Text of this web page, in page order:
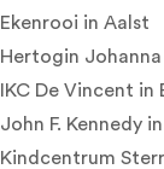
Ekenrooi in Aalst
Hertogin
IKC De Vincent in
John F. Kennedy
Kindcentrum